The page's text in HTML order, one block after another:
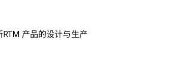
产品的设计与生产